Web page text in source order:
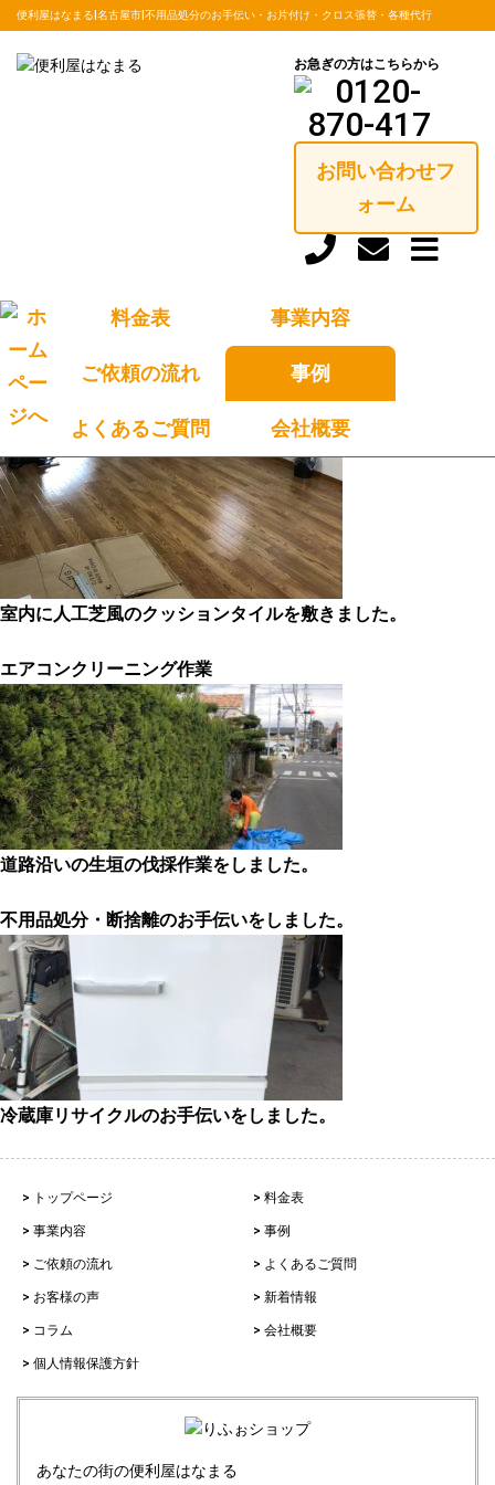
便利屋はなまる|名古屋市|不用品処分のお手伝い・お片付け・クロス張替・各種代行
お急ぎの方はこちらから
お問い合わせフ
ォーム
料金表 事業内容
ご依頼の流れ 事例
よくあるご質問 会社概要
踏み台を作りました。
室内に人工芝風のクッションタイルを敷きました。
エアコンクリーニング作業
道路沿いの生垣の伐採作業をしました。
不用品処分・断捨離のお手伝いをしました。
冷蔵庫リサイクルのお手伝いをしました。
> トップページ > 料金表
> 事業内容 > 事例
> ご依頼の流れ > よくあるご質問
> お客様の声 > 新着情報
> コラム > 会社概要
> 個人情報保護方針
あなたの街の便利屋はなまる